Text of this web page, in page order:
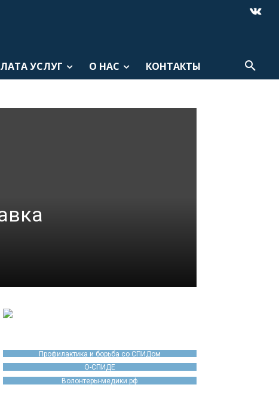
УСЛУГ О НАС КОНТАКТЫ
Профилактика и борьба со СПИДом
О-СПИДЕ
Волонтеры-медики.рф